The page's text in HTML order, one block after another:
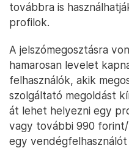
továbbra is
profilok.
A jelszómegosztásra
hamarosan levelet
felhasználók, akik
szolgáltató megoldást
át lehet helyezni egy
vagy további 990
egy